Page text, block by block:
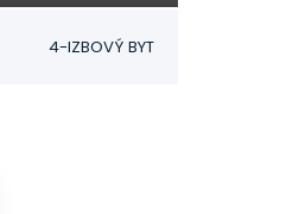
4-IZBOVÝ BYT